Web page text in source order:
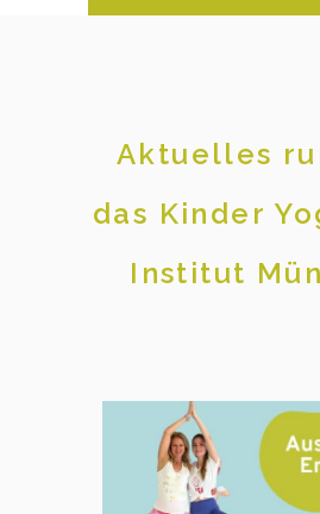
Aktuelles
das Kinder
Institut